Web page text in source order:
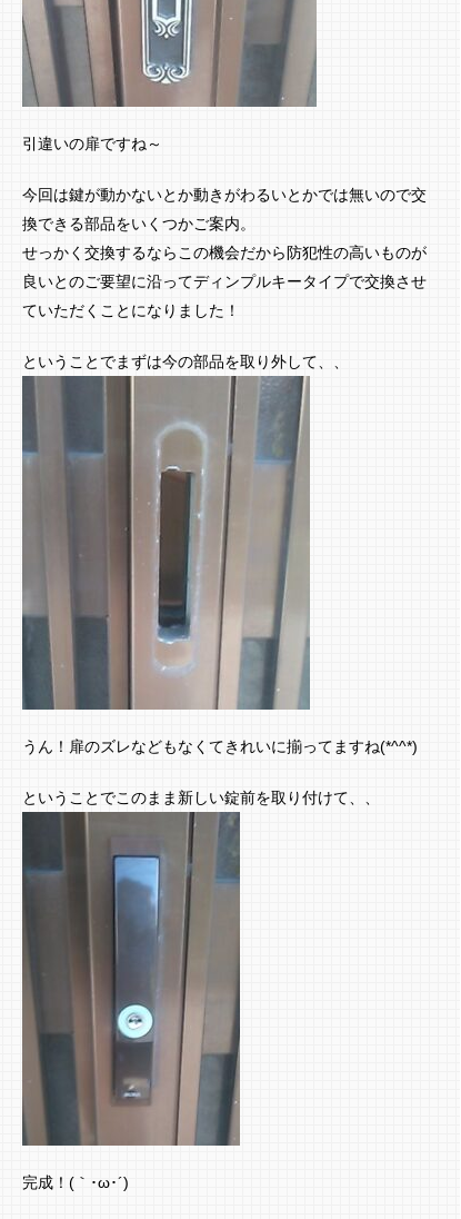
引違いの扉ですね～
今回は鍵が動かないとか動きがわるいとかでは無いので交
換できる部品をいくつかご案内。
せっかく交換するならこの機会だから防犯性の高いものが
良いとのご要望に沿ってディンプルキータイプで交換させ
ていただくことになりました！
ということでまずは今の部品を取り外して、、
うん！扉のズレなどもなくてきれいに揃ってますね(*^^*)
ということでこのまま新しい錠前を取り付けて、、
完成！(｀･ω･´)ゞ